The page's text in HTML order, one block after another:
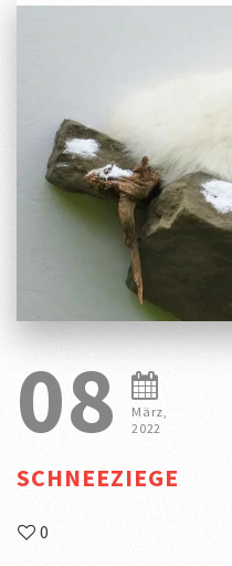
08
März,
2022
SCHNEEZIEGE
0